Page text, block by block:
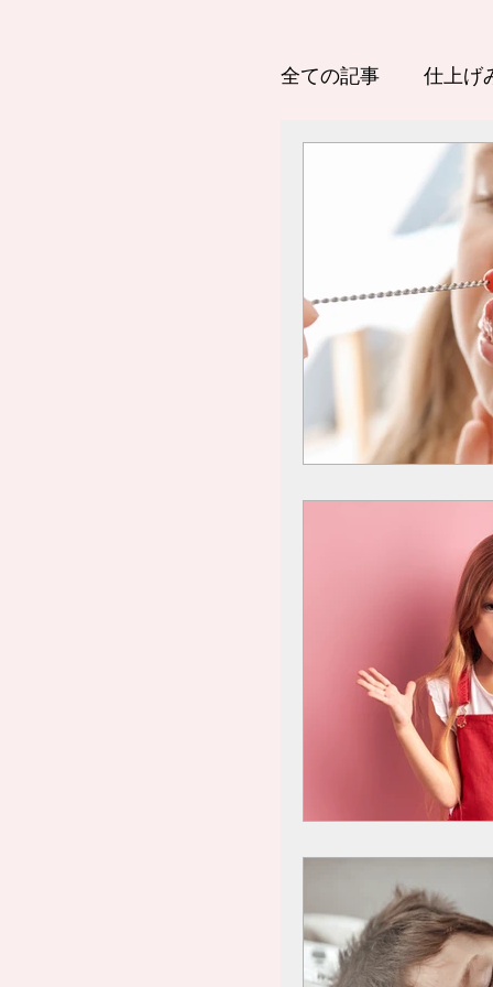
全ての記事 仕上げ
虫歯予防アイテム
歯医者さんでする
子育て 新型